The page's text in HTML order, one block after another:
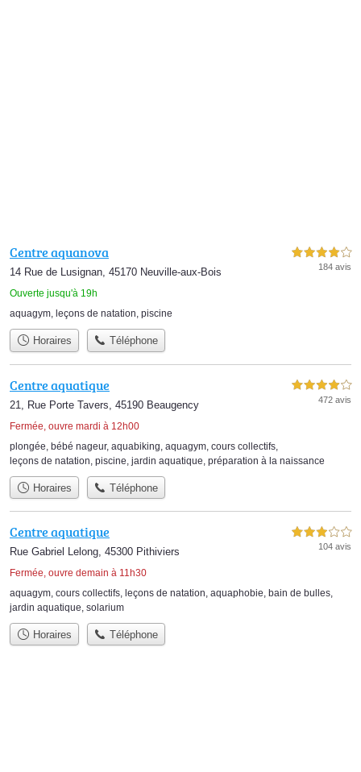
Centre aquanova
14 Rue de Lusignan, 45170 Neuville-aux-Bois
Ouverte jusqu'à 19h
4,0 étoiles sur 5
184 avis
aquagym, leçons de natation, piscine
Horaires Téléphone
Centre aquatique
21, Rue Porte Tavers, 45190 Beaugency
Fermée, ouvre mardi à 12h00
4,0 étoiles sur 5
472 avis
plongée bébé nageur, aquabiking aquagym cours collectifs
leçons de natation piscine jardin aquatique préparation à la naissance
Horaires Téléphone
Centre aquatique
Rue Gabriel Lelong, 45300 Pithiviers
Fermée, ouvre demain à 11h30
3,0 étoiles sur 5
104 avis
aquagym, cours collectifs, leçons de natation, aquaphobie, bain de bulles,
jardin aquatique, solarium
Horaires Téléphone